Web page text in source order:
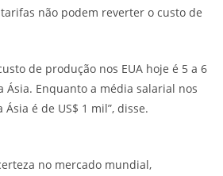
não podem reverter o custo de
de produção nos EUA hoje é 5 a 6
Ásia. Enquanto a média salarial nos
Ásia é de US$ 1 mil”, disse.
no mercado mundial,